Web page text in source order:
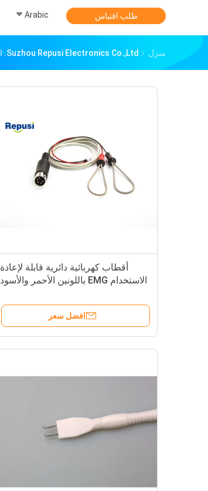
Arabic طلب اقتباس
منزل Suzhou Repusi Electronics Co.,Ltd. المنتجات عبر الإنترنت
أقطاب كهربائية دائرية قابلة لإعادة
الاستخدام EMG باللونين الأحمر والأسود
DIN
افضل سعر